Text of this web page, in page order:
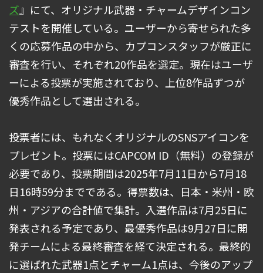
ズ』にて、オリジナル武器・チャームデザインコン
テストを開催している。ユーザーから寄せられた多
くの応募作品の中から、カプコンスタッフが厳正に
審査を行い、それぞれ20作品を選定。現在はユーザ
ーによる投票が実施されており、上位8作品ずつが
優秀作品として選出される。
投票者には、もれなくオリジナルのSNSアイコンを
プレゼント。投票にはCAPCOM ID（無料）の登録が
必要であり、投票期間は2025年7月11日から7月18
日16時59分までである。得票数は、日本・米州・欧
州・アジアの合計値で集計。入選作品は7月25日に
発表される予定であり、最優秀作品は9月27日に開
発チームによる最終審査を経て決定される。最終的
に選ばれた武器1点とチャーム1点は、今後のアップ